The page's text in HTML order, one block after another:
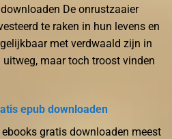
De onrustzaaier
te raken in hun levens en
met verdwaald zijn in
uitweg, maar toch troost vinden
epub downloaden
gratis downloaden meest